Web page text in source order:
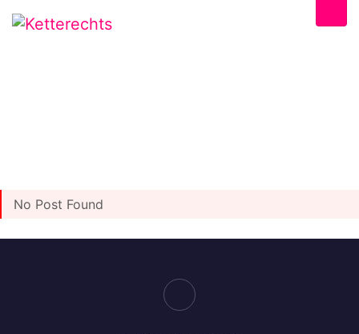
No Post Found